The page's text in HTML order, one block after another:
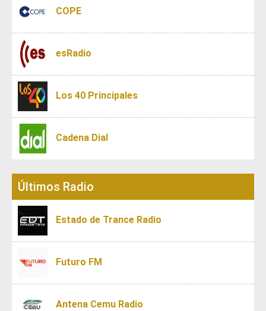
COPE
esRadio
Los 40 Principales
Cadena Dial
Últimos Radio
Estado de Trance Radio
Futuro FM
Antena Cemu Radio